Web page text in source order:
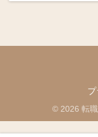
© 2026 転